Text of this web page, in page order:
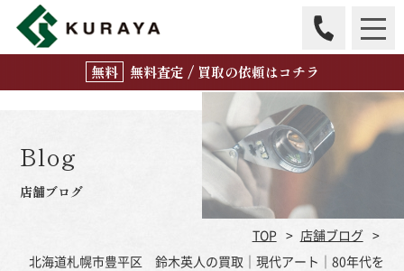
無料査定 / 買取の依頼はコチラ
Blog
店舗ブログ
TOP
店舗ブログ
北海道札幌市豊平区 鈴木英人の買取｜現代アート｜80年代を